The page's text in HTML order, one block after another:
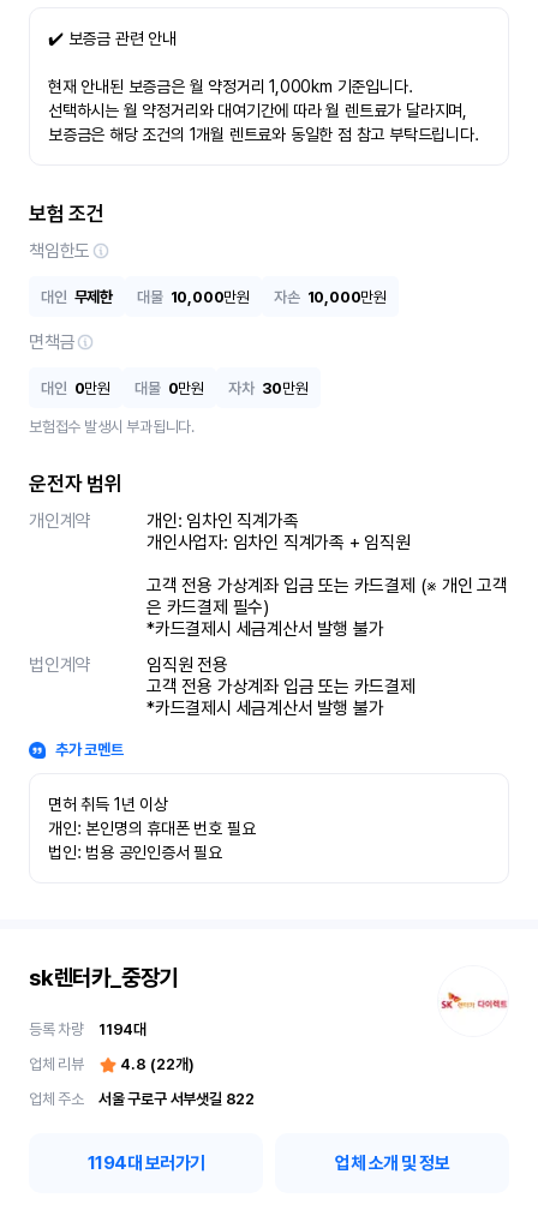
✔️ 보증금 관련 안내
현재 안내된 보증금은 월 약정거리 1,000km 기준입니다.
선택하시는 월 약정거리와 대여기간에 따라 월 렌트료가 달라지며,
보증금은 해당 조건의 1개월 렌트료와 동일한 점 참고 부탁드립니다.
보험 조건
책임한도
대인 무제한 대물 10,000만원 자손 10,000만원
면책금
대인 0만원 대물 0만원 자차 30만원
보험접수 발생시 부과됩니다.
운전자 범위
개인계약
개인: 임차인 직계가족
개인사업자: 임차인 직계가족 + 임직원
고객 전용 가상계좌 입금 또는 카드결제 (※ 개인 고객
은 카드결제 필수)
*카드결제시 세금계산서 발행 불가
법인계약
임직원 전용
고객 전용 가상계좌 입금 또는 카드결제
*카드결제시 세금계산서 발행 불가
추가 코멘트
면허 취득 1년 이상
개인: 본인명의 휴대폰 번호 필요
법인: 범용 공인인증서 필요
sk렌터카_중장기
등록 차량 1194대
업체 리뷰
4.8 (22개)
업체 주소
서울 구로구 서부샛길 822
1194대 보러가기 업체 소개 및 정보